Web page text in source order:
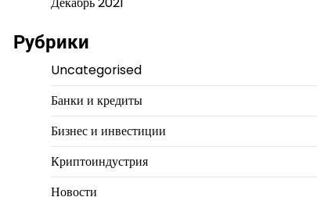
Рубрики
Uncategorised
Банки и кредиты
Бизнес и инвестиции
Криптоиндустрия
Новости